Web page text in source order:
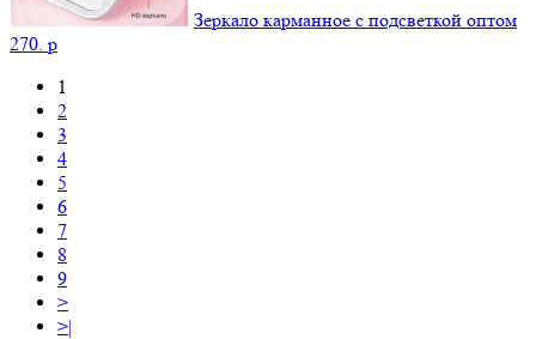
Зеркало карманное с подсветкой оптом
270. p
1
2
3
4
5
6
7
8
9
>
>|